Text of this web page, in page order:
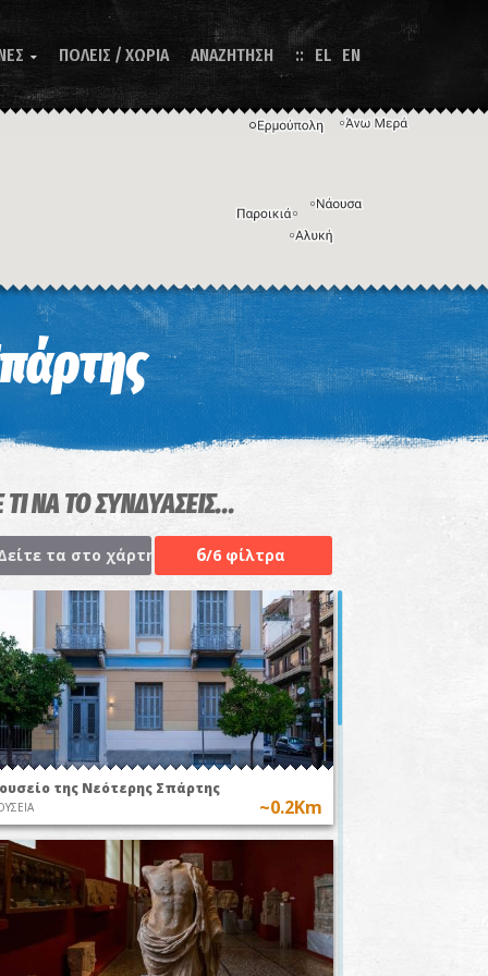
 ΠΟΛΕΙΣ / ΧΩΡΙΑ ΑΝΑΖΗΤΗΣΗ EL EN
πληκτρολογίου Η εικόνα ενδέχεται να υπόκειται σε πνευματικά δικαιώματα Όροι
ΝΑ ΤΟ ΣΥΝΔΥΑΣΕΙΣ...
τα στο χάρτη 6/6 φίλτρα
της Νεότερης Σπάρτης
~0.2Km